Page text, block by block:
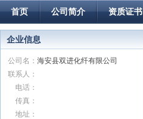
首页 公司简介 资质证书
企业信息
公司名： 海安县双进化纤有限公司
联系人：
电话：
传真：
地址：